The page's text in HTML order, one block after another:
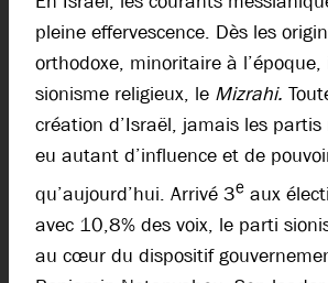
pleine effervescence. Dès les
orthodoxe, minoritaire à
sionisme religieux, le Mizrahi.
création d’Israël, jamais les partis
eu autant d’influence et de
qu’aujourd’hui. Arrivé 3e aux
avec 10,8% des voix, le parti
au cœur du dispositif